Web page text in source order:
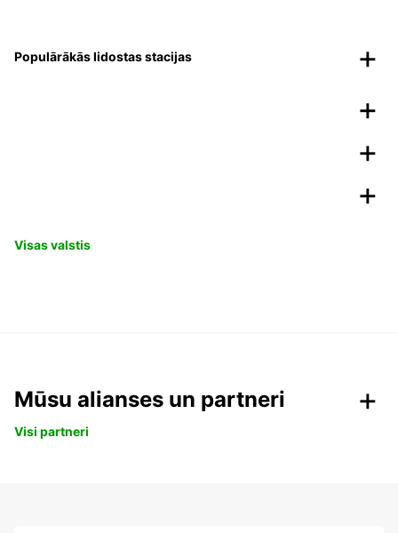
Populārākās lidostas stacijas
Visas valstis
Mūsu alianses un partneri
Visi partneri